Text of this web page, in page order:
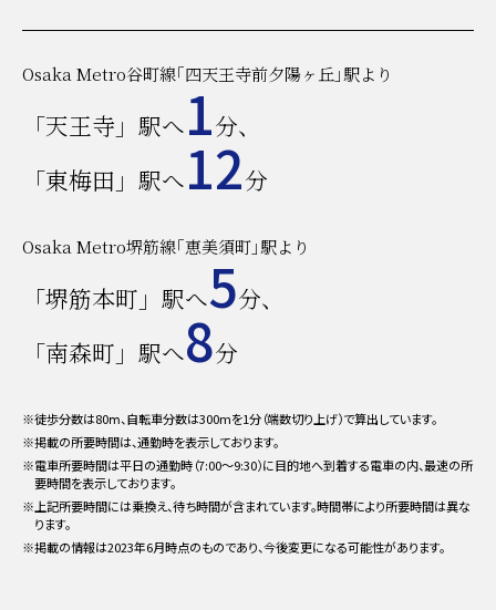
Osaka Metro谷町線｢四天王寺前夕陽ヶ丘｣駅より
「天王寺」駅へ1分、
「東梅田」駅へ12分
Osaka Metro堺筋線｢恵美須町｣駅より
「堺筋本町」駅へ5分、
「南森町」駅へ8分
※徒歩分数は80ⅿ、自転車分数は300mを1分（端数切り上げ）で算出しています。
※掲載の所要時間は、通勤時を表示しております。
※電車所要時間は平日の通勤時（7:00〜9:30）に目的地へ到着する電車の内、最速の所
要時間を表示しております。
※上記所要時間には乗換え、待ち時間が含まれています。時間帯により所要時間は異な
ります。
※掲載の情報は2023年6月時点のものであり、今後変更になる可能性があります。